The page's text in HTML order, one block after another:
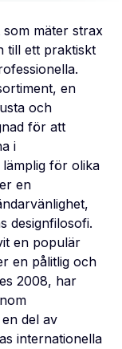
som mäter strax
till ett praktiskt
en
och
för att
i
för olika
en
designfilosofi.
en populär
en pålitlig och
2008, har
del av
internationella